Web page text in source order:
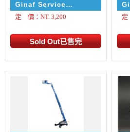
Ginaf Service
Ederveen 拉力競賽車
定 價：NT. 3,200 定